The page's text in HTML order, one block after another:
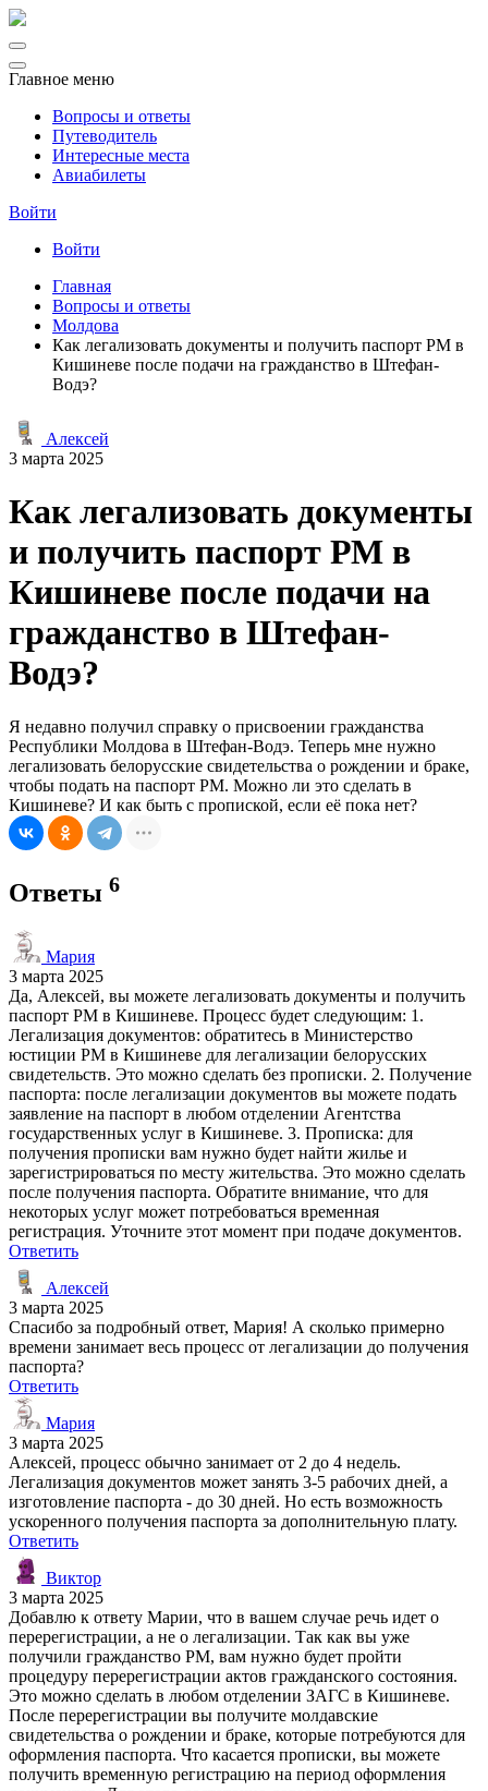
Главное меню
Вопросы и ответы
Путеводитель
Интересные места
Авиабилеты
Войти
Войти
Главная
Вопросы и ответы
Молдова
Как легализовать документы и получить паспорт РМ в
Кишиневе после подачи на гражданство в Штефан-
Водэ?
Алексей
3 марта 2025
Как легализовать документы
и получить паспорт РМ в
Кишиневе после подачи на
гражданство в Штефан-
Водэ?
Я недавно получил справку о присвоении гражданства
Республики Молдова в Штефан-Водэ. Теперь мне нужно
легализовать белорусские свидетельства о рождении и браке,
чтобы подать на паспорт РМ. Можно ли это сделать в
Кишиневе? И как быть с пропиской, если её пока нет?
Ответы 6
Мария
3 марта 2025
Да, Алексей, вы можете легализовать документы и получить
паспорт РМ в Кишиневе. Процесс будет следующим: 1.
Легализация документов: обратитесь в Министерство
юстиции РМ в Кишиневе для легализации белорусских
свидетельств. Это можно сделать без прописки. 2. Получение
паспорта: после легализации документов вы можете подать
заявление на паспорт в любом отделении Агентства
государственных услуг в Кишиневе. 3. Прописка: для
получения прописки вам нужно будет найти жилье и
зарегистрироваться по месту жительства. Это можно сделать
после получения паспорта. Обратите внимание, что для
некоторых услуг может потребоваться временная
регистрация. Уточните этот момент при подаче документов.
Ответить
Алексей
3 марта 2025
Спасибо за подробный ответ, Мария! А сколько примерно
времени занимает весь процесс от легализации до получения
паспорта?
Ответить
Мария
3 марта 2025
Алексей, процесс обычно занимает от 2 до 4 недель.
Легализация документов может занять 3-5 рабочих дней, а
изготовление паспорта - до 30 дней. Но есть возможность
ускоренного получения паспорта за дополнительную плату.
Ответить
Виктор
3 марта 2025
Добавлю к ответу Марии, что в вашем случае речь идет о
перерегистрации, а не о легализации. Так как вы уже
получили гражданство РМ, вам нужно будет пройти
процедуру перерегистрации актов гражданского состояния.
Это можно сделать в любом отделении ЗАГС в Кишиневе.
После перерегистрации вы получите молдавские
свидетельства о рождении и браке, которые потребуются для
оформления паспорта. Что касается прописки, вы можете
получить временную регистрацию на период оформления